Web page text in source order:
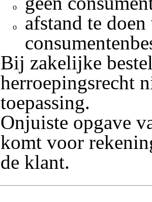
afstand te doen
Bij zakelijke
herroepingsrecht
toepassing.
Onjuiste opgave
komt voor
de klant.